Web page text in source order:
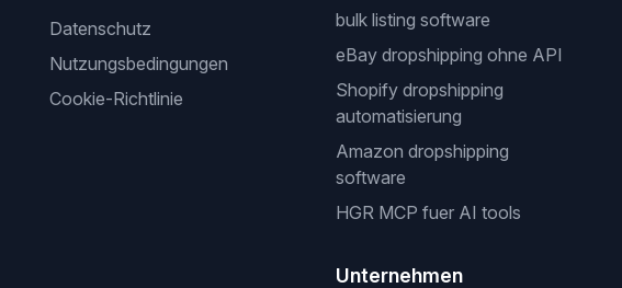
Datenschutz
Nutzungsbedingungen
Cookie-Richtlinie
bulk listing software
eBay dropshipping ohne API
Shopify dropshipping
automatisierung
Amazon dropshipping
software
HGR MCP fuer AI tools
Unternehmen